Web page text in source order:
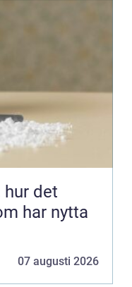
hur det
har nytta
07 augusti 2026